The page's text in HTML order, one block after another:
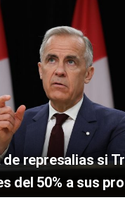
de represalias si
del 50% a sus